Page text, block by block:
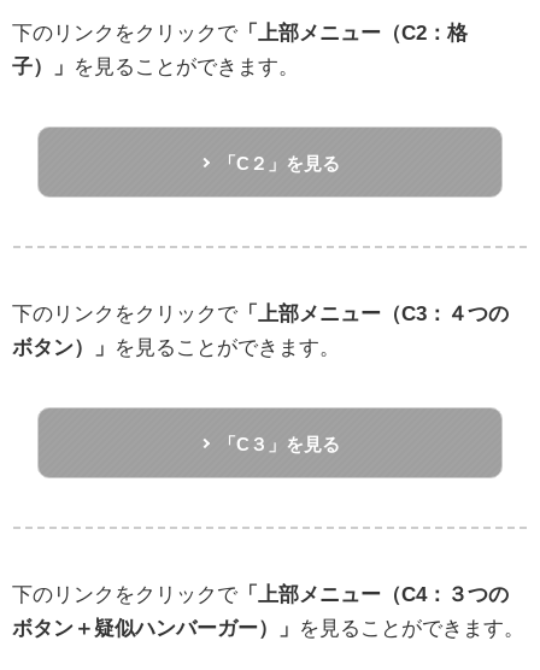
下のリンクをクリックで 「上部メニュー（C2：格
子）」 を見ることができます。
「C２」を見る
下のリンクをクリックで 「上部メニュー（C3：４つの
ボタン）」 を見ることができます。
「C３」を見る
下のリンクをクリックで 「上部メニュー（C4：３つの
ボタン＋疑似ハンバーガー）」 を見ることができます。